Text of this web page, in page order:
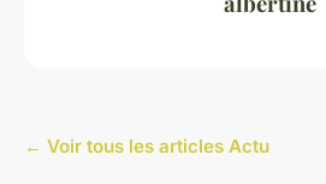
← Voir tous les articles Actu